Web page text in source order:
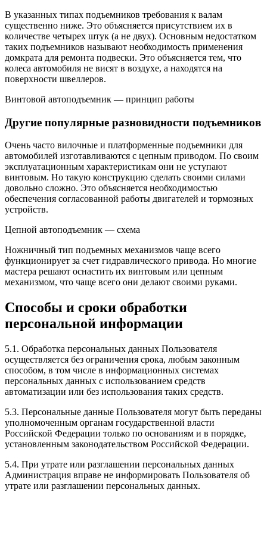
В указанных типах подъемников требования к валам
существенно ниже. Это объясняется присутствием их в
количестве четырех штук (а не двух). Основным недостатком
таких подъемников называют необходимость применения
домкрата для ремонта подвески. Это объясняется тем, что
колеса автомобиля не висят в воздухе, а находятся на
поверхности швеллеров.
Винтовой автоподъемник — принцип работы
Другие популярные разновидности подъемников
Очень часто вилочные и платформенные подъемники для
автомобилей изготавливаются с цепным приводом. По своим
эксплуатационным характеристикам они не уступают
винтовым. Но такую конструкцию сделать своими силами
довольно сложно. Это объясняется необходимостью
обеспечения согласованной работы двигателей и тормозных
устройств.
Цепной автоподъемник — схема
Ножничный тип подъемных механизмов чаще всего
функционирует за счет гидравлического привода. Но многие
мастера решают оснастить их винтовым или цепным
механизмом, что чаще всего они делают своими руками.
Способы и сроки обработки
персональной информации
5.1. Обработка персональных данных Пользователя
осуществляется без ограничения срока, любым законным
способом, в том числе в информационных системах
персональных данных с использованием средств
автоматизации или без использования таких средств.
5.3. Персональные данные Пользователя могут быть переданы
уполномоченным органам государственной власти
Российской Федерации только по основаниям и в порядке,
установленным законодательством Российской Федерации.
5.4. При утрате или разглашении персональных данных
Администрация вправе не информировать Пользователя об
утрате или разглашении персональных данных.